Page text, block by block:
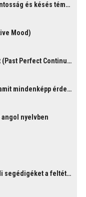
Idiómák és kifejezések a pontosság és késés témakörében
Mood)
A befejezett folyamatos múlt (Past Perfect Continuous Tense)
Az 50 leggyakoribb mondat, amit mindenképp érdemes tudni
nyelvben
Hogyan használjuk a módbeli segédigéket a feltételes mondatszerkezetekben?